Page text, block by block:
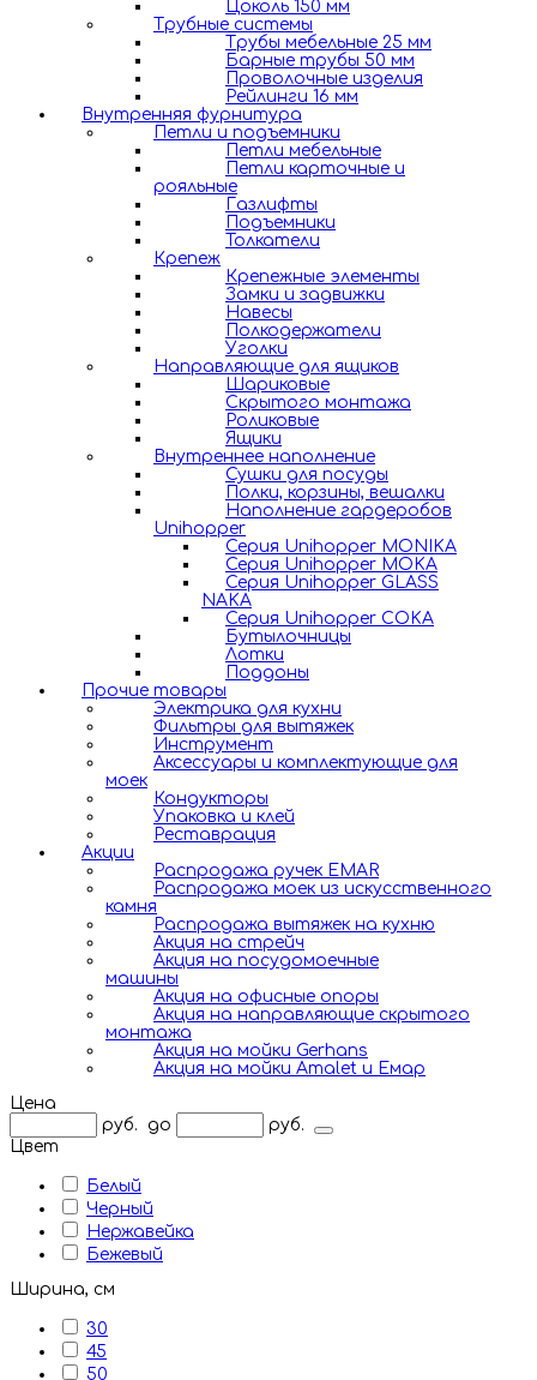
Цоколь 150 мм
Трубные системы
Трубы мебельные 25 мм
Барные трубы 50 мм
Проволочные изделия
Рейлинги 16 мм
Внутренняя фурнитура
Петли и подъемники
Петли мебельные
Петли карточные и
рояльные
Газлифты
Подъемники
Толкатели
Крепеж
Крепежные элементы
Замки и задвижки
Навесы
Полкодержатели
Уголки
Направляющие для ящиков
Шариковые
Скрытого монтажа
Роликовые
Ящики
Внутреннее наполнение
Сушки для посуды
Полки, корзины, вешалки
Наполнение гардеробов
Unihopper
Серия Unihopper MONIKA
Серия Unihopper MOKA
Серия Unihopper GLASS
NAKA
Серия Unihopper COKA
Бутылочницы
Лотки
Поддоны
Прочие товары
Электрика для кухни
Фильтры для вытяжек
Инструмент
Аксессуары и комплектующие для
моек
Кондукторы
Упаковка и клей
Реставрация
Акции
Распродажа ручек EMAR
Распродажа моек из искусственного
камня
Распродажа вытяжек на кухню
Акция на стрейч
Акция на посудомоечные
машины
Акция на офисные опоры
Акция на направляющие скрытого
монтажа
Акция на мойки Gerhans
Акция на мойки Amalet и Емар
Цена
руб.
до
руб.
Цвет
Белый
Черный
Нержавейка
Бежевый
Ширина, см
30
45
50